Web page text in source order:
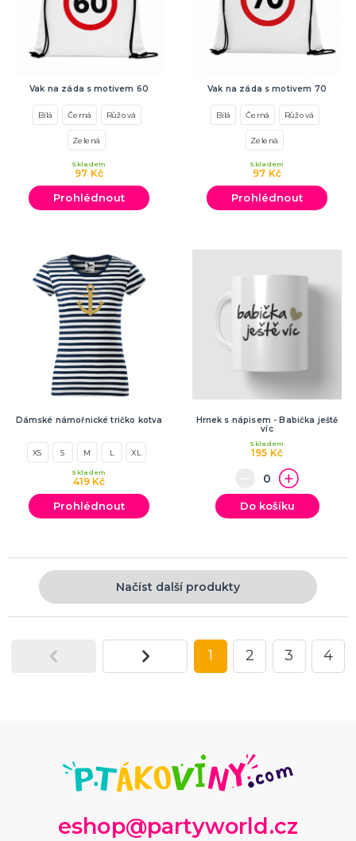
Vak na záda s motivem 60
Bílá Černá Růžová
Zelená
97 Kč
Skladem
Prohlédnout
Vak na záda s motivem 70
Bílá Černá Růžová
Zelená
97 Kč
Skladem
Prohlédnout
Dámské námořnické tričko kotva
XS S M L XL
419 Kč
Skladem
Prohlédnout
Hrnek s nápisem - Babička ještě
víc
195 Kč
Skladem
Do košíku
Načíst další produkty
1 2 3 4
eshop@partyworld.cz